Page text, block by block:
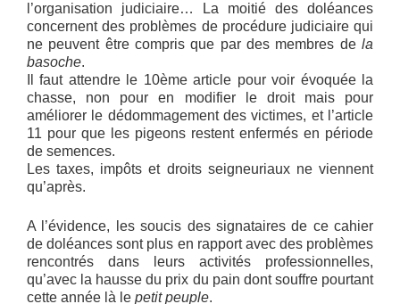
l’organisation judiciaire… La moitié des doléances
concernent des problèmes de procédure judiciaire qui
ne peuvent être compris que par des membres de la
basoche.
Il faut attendre le 10ème article pour voir évoquée la
chasse, non pour en modifier le droit mais pour
améliorer le dédommagement des victimes, et l’article
11 pour que les pigeons restent enfermés en période
de semences.
Les taxes, impôts et droits seigneuriaux ne viennent
qu’après.
A l’évidence, les soucis des signataires de ce cahier
de doléances sont plus en rapport avec des problèmes
rencontrés dans leurs activités professionnelles,
qu’avec la hausse du prix du pain dont souffre pourtant
cette année là le petit peuple.